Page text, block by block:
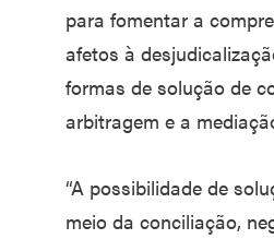
para fomentar a
afetos à
formas de solução de
arbitragem e a
“A possibilidade de
meio da conciliação,